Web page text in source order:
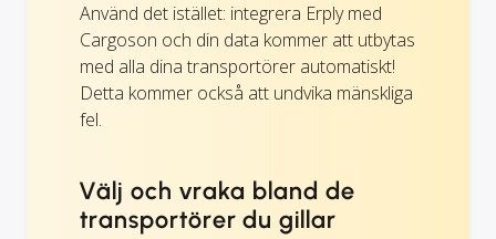
Använd det istället: integrera Erply med
Cargoson och din data kommer att utbytas
med alla dina transportörer automatiskt!
Detta kommer också att undvika mänskliga
fel.
Välj och vraka bland de
transportörer du gillar